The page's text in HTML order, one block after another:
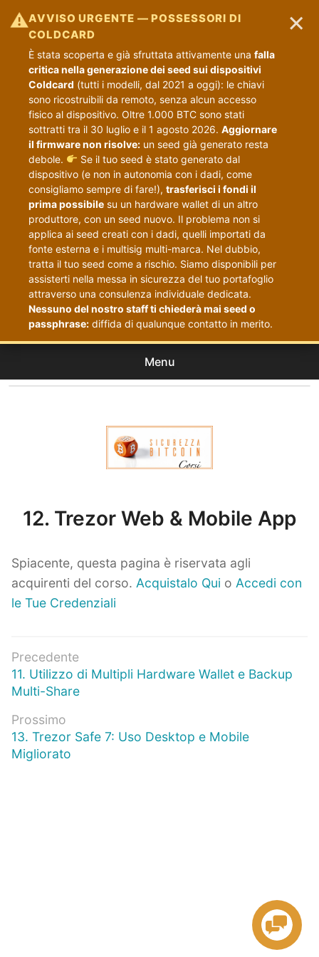
⚠AVVISO URGENTE — POSSESSORI DI
COLDCARD
È stata scoperta e già sfruttata attivamente una falla
critica nella generazione dei seed sui dispositivi
Coldcard (tutti i modelli, dal 2021 a oggi): le chiavi
sono ricostruibili da remoto, senza alcun accesso
fisico al dispositivo. Oltre 1.000 BTC sono stati
sottratti tra il 30 luglio e il 1 agosto 2026. Aggiornare
il firmware non risolve: un seed già generato resta
debole.
Se il tuo seed è stato generato dal
dispositivo (e non in autonomia con i dadi, come
consigliamo sempre di fare!), trasferisci i fondi il
prima possibile su un hardware wallet di un altro
produttore, con un seed nuovo. Il problema non si
applica ai seed creati con i dadi, quelli importati da
fonte esterna e i multisig multi-marca. Nel dubbio,
tratta il tuo seed come a rischio. Siamo disponibili per
assisterti nella messa in sicurezza del tuo portafoglio
attraverso una consulenza individuale dedicata.
Nessuno del nostro staff ti chiederà mai seed o
passphrase: diffida di qualunque contatto in merito.
×
Menu
12. Trezor Web & Mobile App
Spiacente, questa pagina è riservata agli
acquirenti del corso. Acquistalo Qui o Accedi con
le Tue Credenziali
Navigazione
articoli
Precedente
Articolo
precedente:
11. Utilizzo di Multipli Hardware Wallet e Backup
Multi-Share
Prossimo
Prossimo
articolo:
13. Trezor Safe 7: Uso Desktop e Mobile
Migliorato